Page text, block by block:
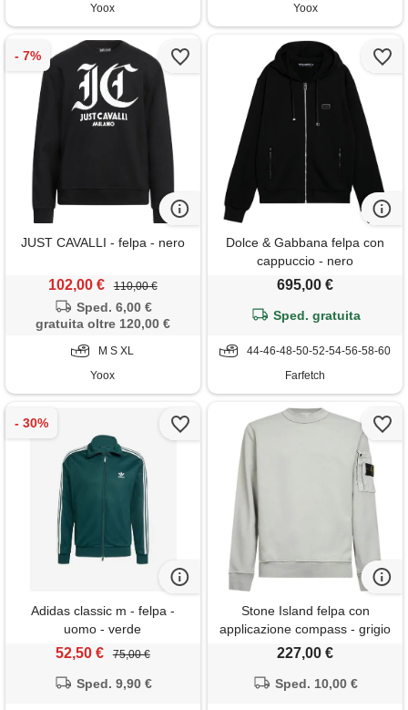
Yoox
Yoox
JUST CAVALLI - felpa - nero
102,00 € 110,00 €
Sped. 6,00 €
gratuita oltre 120,00 €
M S XL
Yoox
Dolce & Gabbana felpa con
cappuccio - nero
695,00 €
Sped. gratuita
44-46-48-50-52-54-56-58-60
Farfetch
Adidas classic m - felpa -
uomo - verde
52,50 € 75,00 €
Sped. 9,90 €
Stone Island felpa con
applicazione compass - grigio
227,00 €
Sped. 10,00 €